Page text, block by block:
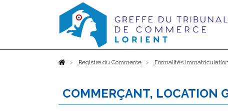
AccueilRegistre du Commerce Formalités immatriculation
COMMERÇANT, LOCATION